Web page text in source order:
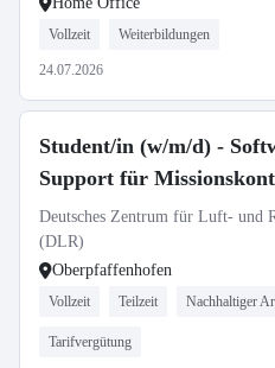
Vollzeit Weiterbildungen
24.07.2026
Student/in (w/m/d) -
Support für
Deutsches Zentrum für Luft- und
(DLR)
Oberpfaffenhofen
Vollzeit Teilzeit Nachhaltiger
Tarifvergütung